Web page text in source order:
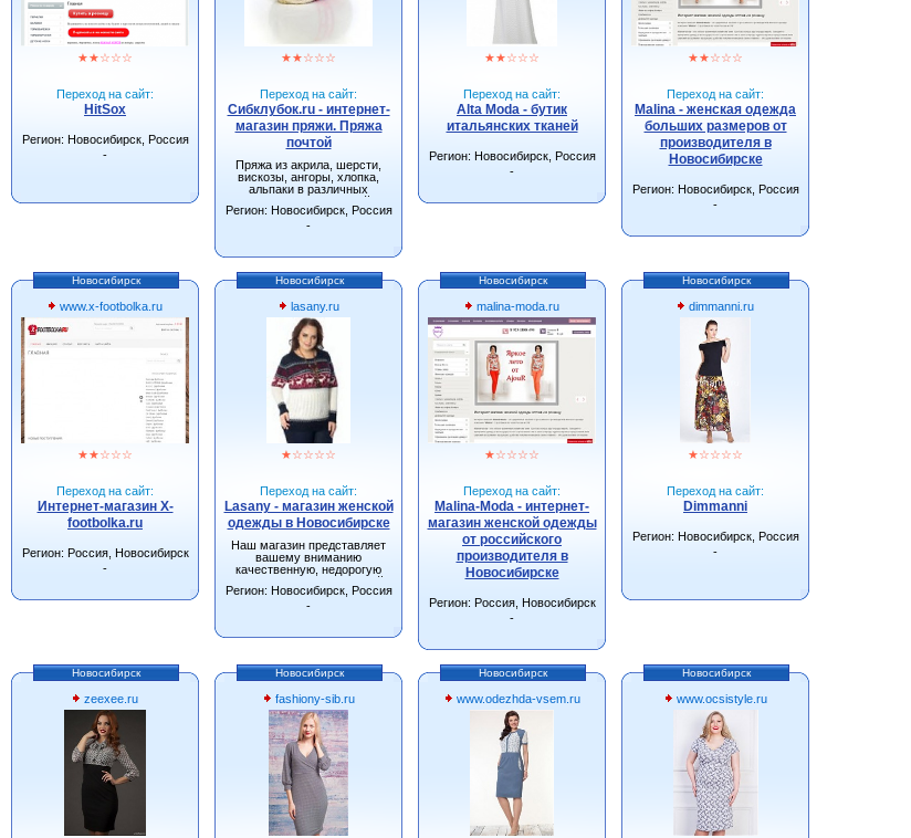
★★☆☆☆
Переход на сайт:
HitSox
Регион: Новосибирск, Россия
-
★★☆☆☆
Переход на сайт:
Сибклубок.ru - интернет-
магазин пряжи. Пряжа
почтой
Пряжа из акрила, шерсти,
вискозы, ангоры, хлопка,
альпаки в различных
сочетаниях. Большой
ассортимент спиц, крючков и
других инструментов для
Регион: Новосибирск, Россия
-
★★☆☆☆
Переход на сайт:
Alta Moda - бутик
итальянских тканей
Регион: Новосибирск, Россия
-
★★☆☆☆
Переход на сайт:
Malina - женская одежда
больших размеров от
производителя в
Новосибирске
Регион: Новосибирск, Россия
-
Новосибирск
www.x-footbolka.ru
★★☆☆☆
Переход на сайт:
Интернет-магазин X-
footbolka.ru
Регион: Россия, Новосибирск
-
Новосибирск
lasany.ru
★☆☆☆☆
Переход на сайт:
Lasany - магазин женской
одежды в Новосибирске
Наш магазин представляет
вашему вниманию
качественную, недорогую
одежду от производителей
г.Новосибирска.
Регион: Новосибирск, Россия
-
Новосибирск
malina-moda.ru
★☆☆☆☆
Переход на сайт:
Malina-Moda - интернет-
магазин женской одежды
от российского
производителя в
Новосибирске
Регион: Россия, Новосибирск
-
Новосибирск
dimmanni.ru
★☆☆☆☆
Переход на сайт:
Dimmanni
Регион: Новосибирск, Россия
-
Новосибирск
zeexee.ru
Новосибирск
fashiony-sib.ru
Новосибирск
www.odezhda-vsem.ru
Новосибирск
www.ocsistyle.ru